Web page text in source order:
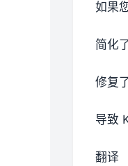
如果
简化
修复
导致
翻译